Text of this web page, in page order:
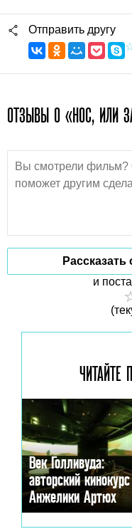
Отправить другу
ОТЗЫВЫ О «НОС, ИЛИ
и
ЧИТАЙТЕ
Век Голливуда:
авторский кинокурс
Анжелики Артюх